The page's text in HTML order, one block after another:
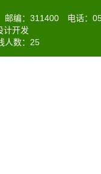
邮编：311400 电话：
计开发
数： 25